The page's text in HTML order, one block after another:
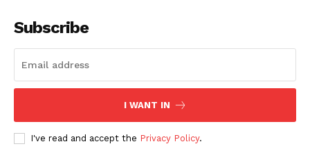
Subscribe
I WANT IN
I've read and accept the Privacy Policy.